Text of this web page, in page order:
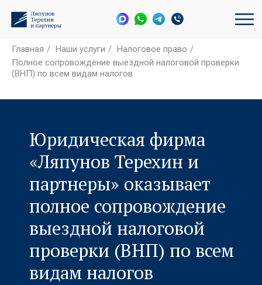
Главная / Наши услуги / Налоговое право /
Полное сопровождение выездной налоговой проверки
(ВНП) по всем видам налогов
Юридическая фирма
«Ляпунов Терехин и
партнеры» оказывает
полное сопровождение
выездной налоговой
проверки (ВНП) по всем
видам налогов